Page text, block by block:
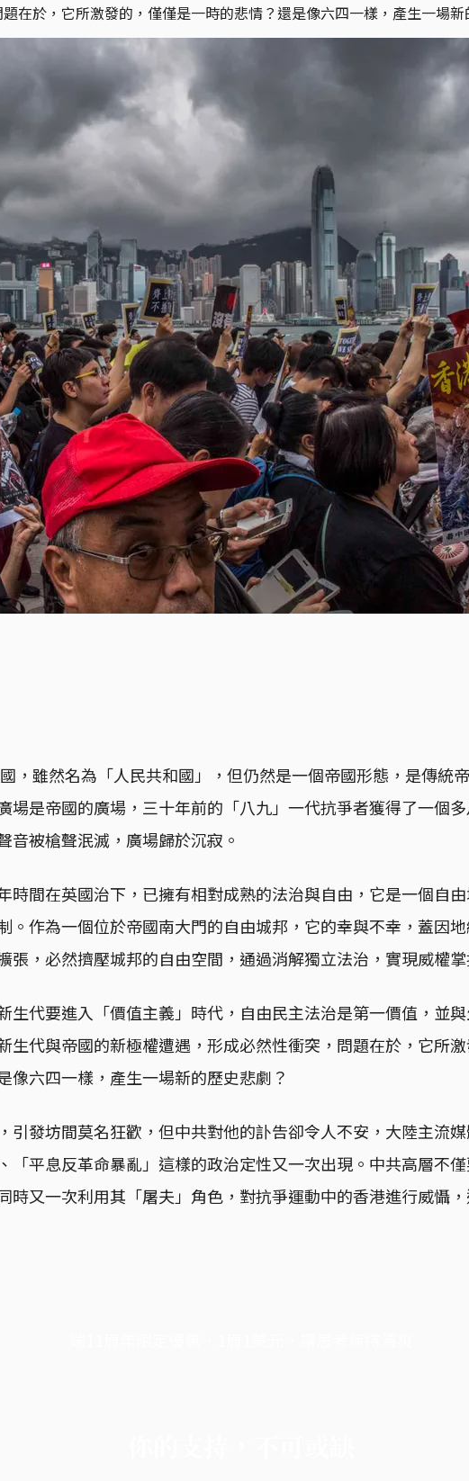
在於，它所激發的，僅僅是一時的悲情？還是像六四一樣，產生一場新
，雖然名為「人民共和國」，但仍然是一個帝國形態，是傳統
場是帝國的廣場，三十年前的「八九」一代抗爭者獲得了一個
音被槍聲泯滅，廣場歸於沉寂。
時間在英國治下，已擁有相對成熟的法治與自由，它是一個自
。作為一個位於帝國南大門的自由城邦，它的幸與不幸，蓋因地
張，必然擠壓城邦的自由空間，通過消解獨立法治，實現威權掌
生代要進入「價值主義」時代，自由民主法治是第一價值，並
生代與帝國的新極權遭遇，形成必然性衝突，問題在於，它所
像六四一樣，產生一場新的歷史悲劇？
引發坊間莫名狂歡，但中共對他的訃告卻令人不安，大陸主流
「平息反革命暴亂」這樣的政治定性又一次出現。中共高層不
時又一次利用其「屠夫」角色，對抗爭運動中的香港進行威懾